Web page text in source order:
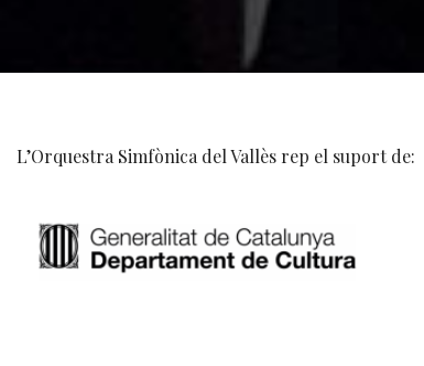
L’Orquestra Simfònica del Vallès rep el suport de: